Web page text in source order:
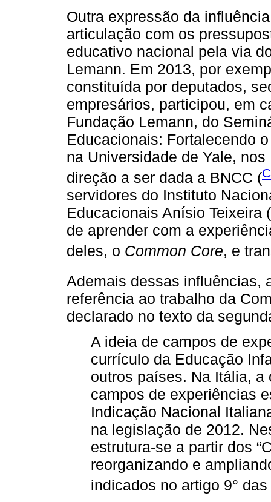
Outra expressão da
articulação com os
educativo nacional pela via
Lemann. Em 2013, por
constituída por deputados,
empresários, participou, em
Fundação Lemann, do
Educacionais: Fortalecendo
na Universidade de Yale,
direção a ser dada a BNCC (
servidores do Instituto
Educacionais Anísio Teixeira
de aprender com a
deles, o Common Core, e
Ademais dessas influências,
referência ao trabalho da
declarado no texto da
A ideia de campos de
currículo da Educação
outros países. Na Itália,
campos de experiências
Indicação Nacional
na legislação de 2012.
estrutura-se a partir dos
reorganizando e
indicados no artigo 9°